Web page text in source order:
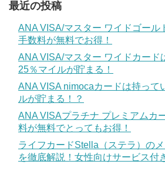
最近の投稿
ANA VISA/マスター ワイドゴール
手数料が無料でお得！
ANA VISA/マスター ワイドカード
25％マイルが貯まる！
ANA VISA nimocaカードは持って
ルが貯まる！？
ANA VISAプラチナ プレミアムカ
料が無料でとってもお得！
ライフカードStella（ステラ）の
を徹底解説！女性向けサービス付